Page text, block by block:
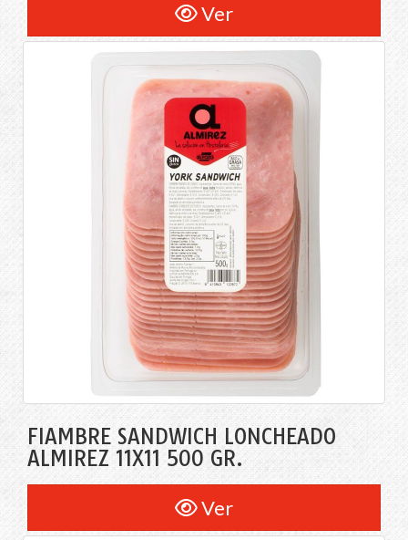
Ver
FIAMBRE SANDWICH LONCHEADO
ALMIREZ 11X11 500 GR.
Ver